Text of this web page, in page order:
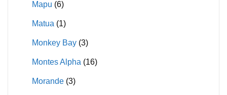
Mapu (6)
Matua (1)
Monkey Bay (3)
Montes Alpha (16)
Morande (3)